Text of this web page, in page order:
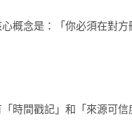
概念是：「你必須在對
時間戳記」和「來源可信